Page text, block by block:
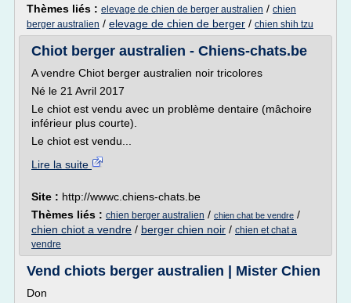
Thèmes liés : elevage de chien de berger australien / chien
berger australien / elevage de chien de berger / chien shih tzu
Chiot berger australien - Chiens-chats.be
A vendre Chiot berger australien noir tricolores
Né le 21 Avril 2017
Le chiot est vendu avec un problème dentaire (mâchoire
inférieur plus courte).
Le chiot est vendu...
Lire la suite
Site : http://wwwc.chiens-chats.be
Thèmes liés : chien berger australien / chien chat be vendre /
chien chiot a vendre / berger chien noir / chien et chat a
vendre
Vend chiots berger australien | Mister Chien
Don